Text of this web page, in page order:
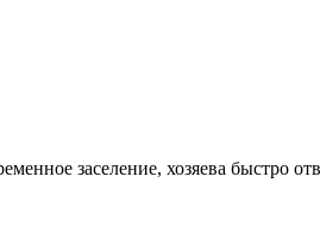
заселение, хозяева быстро